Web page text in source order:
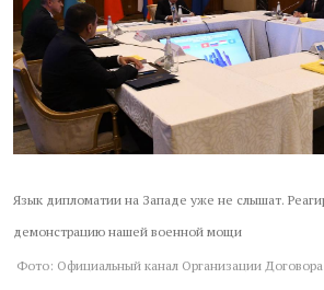
Язык дипломатии на Западе уже не слышат.
демонстрацию нашей военной мощи
Фото: Официальный канал Организации